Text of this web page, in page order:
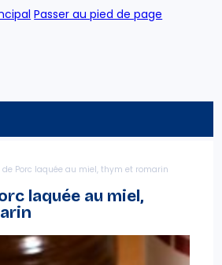
Passer au pied de page
de Porc laquée au miel, thym et romarin
laquée au miel,